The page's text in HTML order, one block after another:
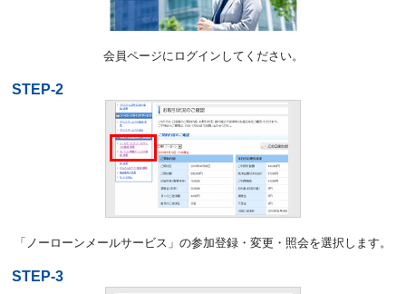
会員ページにログインしてください。
STEP-2
「ノーローンメールサービス」の参加登録・変更・照会を選択します。
STEP-3